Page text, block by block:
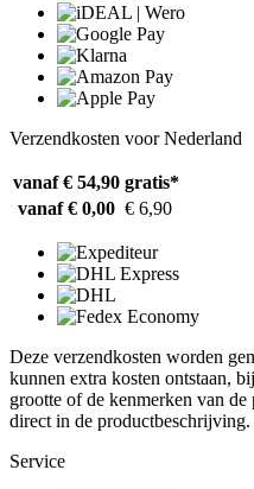
Verzendkosten voor Nederland
vanaf € 54,90 gratis*
vanaf € 0,00 € 6,90
Deze verzendkosten worden
kunnen extra kosten ontstaan,
grootte of de kenmerken van
direct in de productbeschrijving.
Service